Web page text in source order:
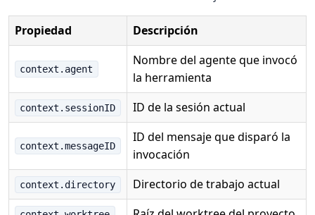
Propiedad Descripción
context.agent
Nombre del agente que invocó
la herramienta
context.sessionID ID de la sesión actual
context.messageID
ID del mensaje que disparó la
invocación
context.directory Directorio de trabajo actual